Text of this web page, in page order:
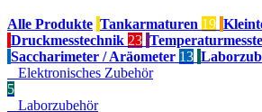
Alle Produkte Tankarmaturen 19
Druckmesstechnik 23
Saccharimeter / Aräometer 13
Elektronisches Zubehör
5
Laborzubehör